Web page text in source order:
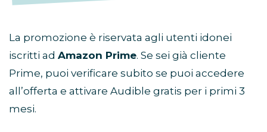
La promozione è riservata agli utenti idonei
iscritti ad Amazon Prime. Se sei già cliente
Prime, puoi verificare subito se puoi accedere
all’offerta e attivare Audible gratis per i primi 3
mesi.